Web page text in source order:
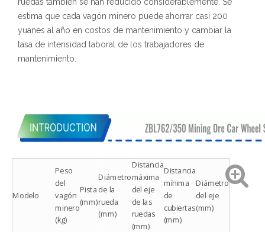
estima que cada vagón minero puede ahorrar casi 200
yuanes al año en costos de mantenimiento y cambiar la
tasa de intensidad laboral de los trabajadores de
mantenimiento.
Modelo
Peso
del
vagón
minero
(kg)
Pista
(mm)
Diámetro
de la
rueda
(mm)
Distancia
máxima
del eje
de las
ruedas
(mm)
Distancia
mínima
de
cubiertas
(mm)
Diámetro
del eje
(mm)